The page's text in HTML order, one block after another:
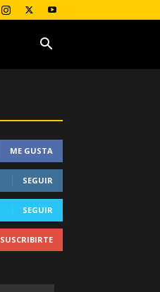
ME GUSTA
SEGUIR
SEGUIR
SUSCRIBIRTE